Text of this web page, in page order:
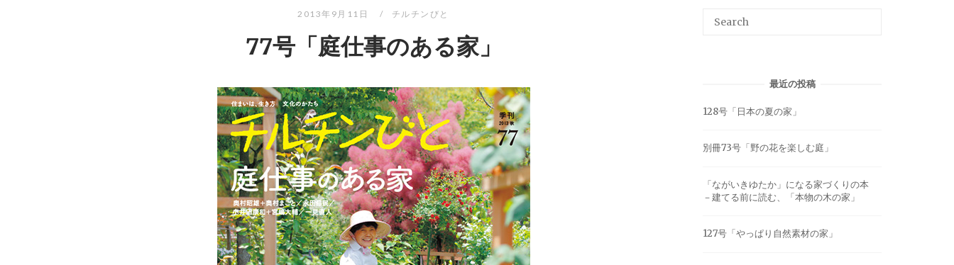
2013年9月11日 チルチンびと
77号「庭仕事のある家」
最近の投稿
128号「日本の夏の家」
別冊73号「野の花を楽しむ庭」
「ながいきゆたか」になる家づくりの本
－建てる前に読む、「本物の木の家」
127号「やっぱり自然素材の家」